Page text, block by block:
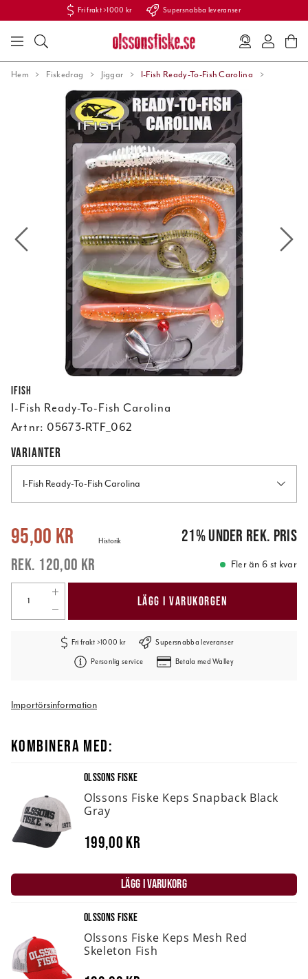
Fri frakt >1000 kr Supersnabba leveranser
Hem Fiskedrag Jiggar I-Fish Ready-To-Fish Carolina
Ifish
I-Fish Ready-To-Fish Carolina
Art nr: 05673-RTF_062
VARIANTER
I-Fish Ready-To-Fish Carolina
Nuvarande pris: 120,00 kr
95,00 kr
120,00 kr
Historik 21%under rek. pris
Fler än 6 st kvar
LÄGG I VARUKORGEN
Fri frakt >1000 kr Supersnabba leveranser
Personlig service Betala med Walley
Importörsinformation
KOMBINERA MED:
OLSSONS FISKE
Olssons Fiske Keps Snapback Black
Gray
199,00 kr
LÄGG I VARUKORG
OLSSONS FISKE
Olssons Fiske Keps Mesh Red
Skeleton Fish